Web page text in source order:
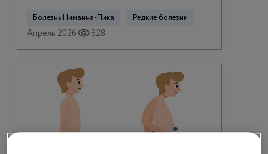
Болезнь Ниманна-Пика Редкие болезни
Апрель 2026 828